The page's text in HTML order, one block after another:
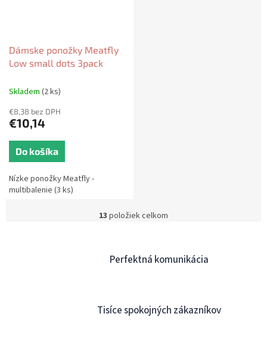
Dámske ponožky Meatfly
Low small dots 3pack
Skladem (2 ks)
€8,38 bez DPH
€10,14
Do košíka
Nízke ponožky Meatfly -
multibalenie (3 ks)
O
á
d
e
13 položiek celkom
Perfektná komunikácia
Tisíce spokojných zákazníkov